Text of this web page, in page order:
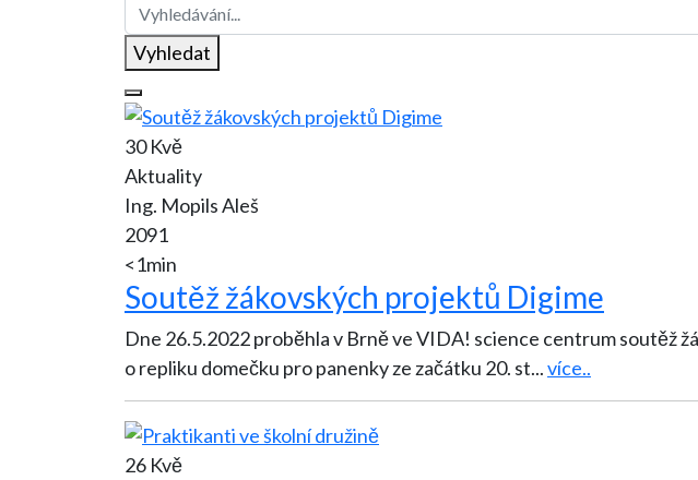
Vyhledat
30 Kvě
Aktuality
Ing. Mopils Aleš
2091
<1min
Soutěž žákovských projektů Digime
Dne 26.5.2022 proběhla v Brně ve VIDA! science centrum soutěž
o repliku domečku pro panenky ze začátku 20. st...více..
26 Kvě